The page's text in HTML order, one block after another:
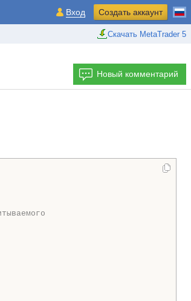
Скачать MetaTrader 5
Вход Создать аккаунт
Новый комментарий